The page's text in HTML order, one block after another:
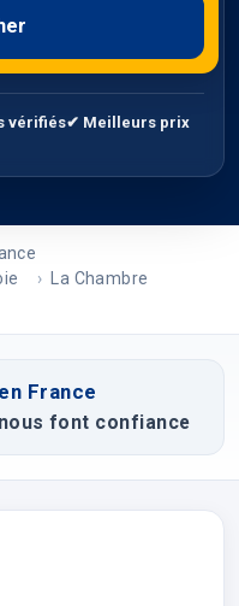
vérifiés✔ Meilleurs prix
La Chambre
France
font confiance